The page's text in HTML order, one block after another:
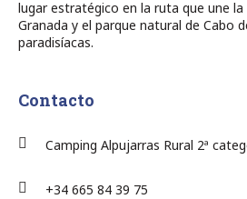
lugar estratégico en la ruta que une
Granada y el parque natural de Cabo
paradisíacas.
Contacto
Camping Alpujarras Rural 2ª
+34 665 84 39 75